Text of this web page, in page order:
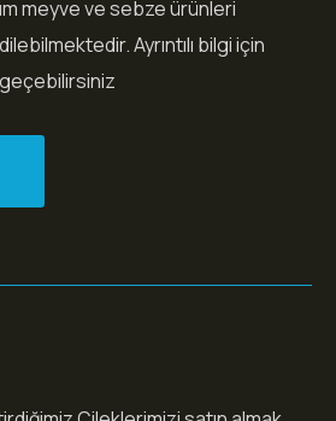
meyve ve sebze ürünleri
Ayrıntılı bilgi için